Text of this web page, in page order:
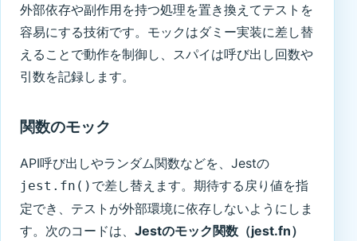
外部依存や副作用を持つ処理を置き換えてテストを
容易にする技術です。モックはダミー実装に差し替
えることで動作を制御し、スパイは呼び出し回数や
引数を記録します。
関数のモック
API呼び出しやランダム関数などを、Jestの
jest.fn() で差し替えます。期待する戻り値を指
定でき、テストが外部環境に依存しないようにしま
す。次のコードは、 Jestのモック関数（jest.fn）